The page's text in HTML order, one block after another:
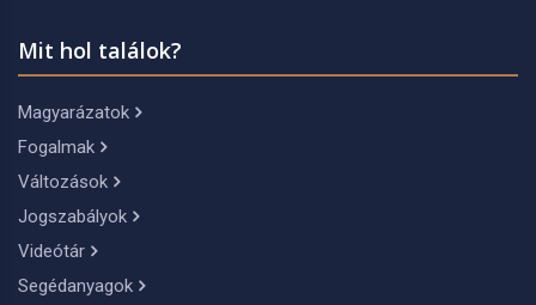
Mit hol találok?
Magyarázatok
Fogalmak
Változások
Jogszabályok
Videótár
Segédanyagok